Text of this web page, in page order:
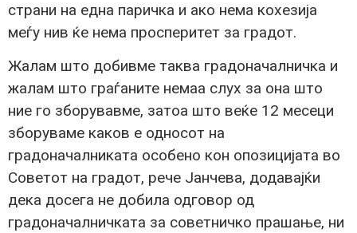
страни на една паричка и ако нема кохезија
меѓу нив ќе нема просперитет за градот.
Жалам што добивме таква градоначалничка и
жалам што граѓаните немаа слух за она што
ние го зборувавме, затоа што веќе 12 месеци
зборуваме каков е односот на
градоначалниката особено кон опозицијата во
Советот на градот, рече Јанчева, додавајќи
дека досега не добила одговор од
градоначалничката за советничко прашање, ни